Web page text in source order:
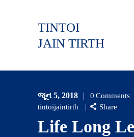
TINTOI
JAIN TIRTH
જૂન 5, 2018 0 Comments
tintoijaintirth
Share
Life Long
TINTOI JAIN
HOME
BHAGWANT
GALLERY
EVENTS